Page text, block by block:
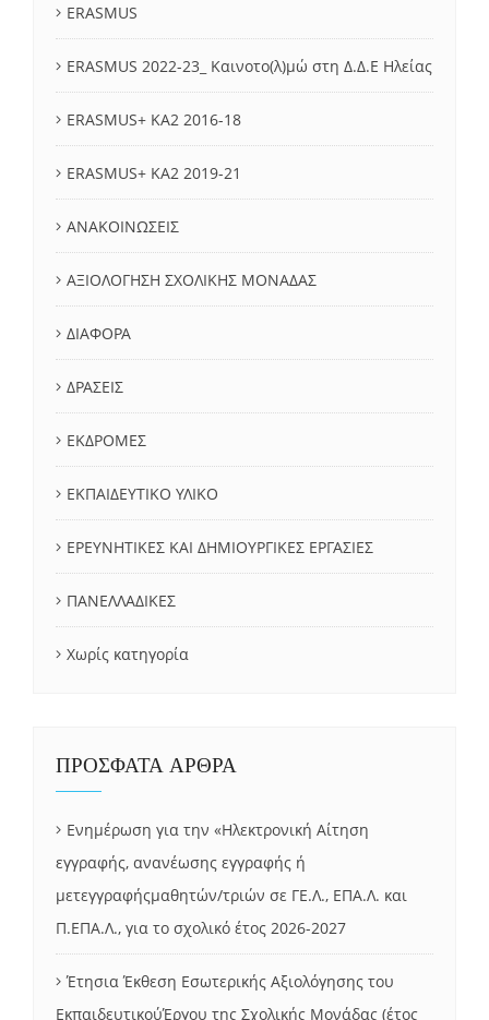
ERASMUS
ERASMUS 2022-23_ Καινοτο(λ)μώ στη Δ.Δ.Ε Ηλείας
ERASMUS+ KA2 2016-18
ERASMUS+ KA2 2019-21
ΑΝΑΚΟΙΝΩΣΕΙΣ
ΑΞΙΟΛΟΓΗΣΗ ΣΧΟΛΙΚΗΣ ΜΟΝΑΔΑΣ
ΔΙΑΦΟΡΑ
ΔΡΑΣΕΙΣ
ΕΚΔΡΟΜΕΣ
ΕΚΠΑΙΔΕΥΤΙΚΟ ΥΛΙΚΟ
ΕΡΕΥΝΗΤΙΚΕΣ ΚΑΙ ΔΗΜΙΟΥΡΓΙΚΕΣ ΕΡΓΑΣΙΕΣ
ΠΑΝΕΛΛΑΔΙΚΕΣ
Χωρίς κατηγορία
ΠΡΟΣΦΑΤΑ ΑΡΘΡΑ
Ενημέρωση για την «Ηλεκτρονική Αίτηση
εγγραφής, ανανέωσης εγγραφής ή
μετεγγραφήςμαθητών/τριών σε ΓΕ.Λ., ΕΠΑ.Λ. και
Π.ΕΠΑ.Λ., για το σχολικό έτος 2026-2027
Έτησια Έκθεση Εσωτερικής Αξιολόγησης του
ΕκπαιδευτικούΈργου της Σχολικής Μονάδας (έτος